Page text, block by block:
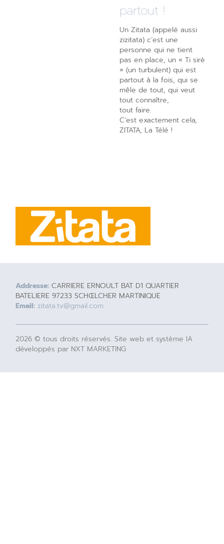
partout !
Un Zitata (appelé aussi
zizitata) c’est une
personne qui ne tient
pas en place, un « Ti sirè
» (un turbulent) qui est
partout à la fois, qui se
mêle de tout, qui veut
tout connaître,
tout faire.
C’est exactement cela,
ZITATA, La Télé !
Addresse: CARRIERE ERNOULT BAT D1 QUARTIER
BATELIERE 97233 SCHŒLCHER MARTINIQUE
Email: zitata.tv@gmail.com
2026 © tous droits réservés. Site web et système IA
développés par NXT MARKETING